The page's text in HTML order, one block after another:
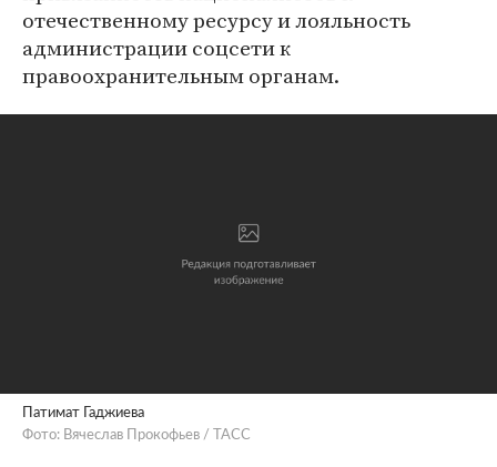
отечественному ресурсу и лояльность
администрации соцсети к
правоохранительным органам.
Патимат Гаджиева
Фото: Вячеслав Прокофьев / ТАСС